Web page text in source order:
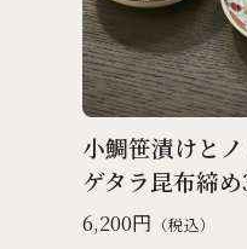
小鯛笹漬けと
ゲタラ昆布締
6,200円 （税込）